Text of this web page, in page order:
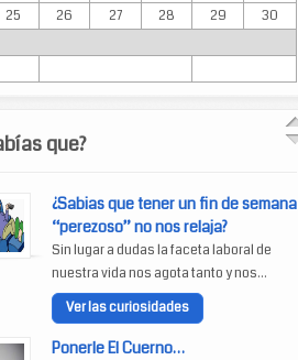
25
26 27 28 29 30
que?
¿Sabias que tener un fin de semana
“perezoso” no nos relaja?
Sin lugar a dudas la faceta laboral de
nuestra vida nos agota tanto y nos...
Ver las curiosidades
Ponerle El Cuerno…